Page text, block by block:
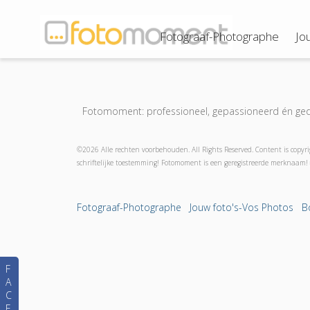
F
A
C
Fotograaf-Photographe
Fotomoment: professioneel, gepassioneerd én
©2026 Alle rechten voorbehouden. All Rights Reserved. Content is
schriftelijke toestemming! Fotomoment is een geregistreerde
Fotograaf-Photographe Jouw foto's-Vos Photos